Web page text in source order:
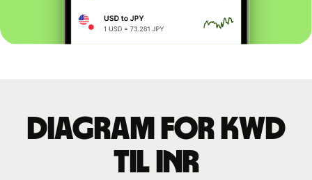
Diagram for KWD
til INR